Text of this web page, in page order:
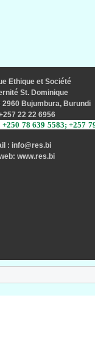
Ethique et Société
St. Dominique
2960 Bujumbura, Burundi
22 22 6956
+250 78 639 5583; +257
: info@res.bi
www.res.bi